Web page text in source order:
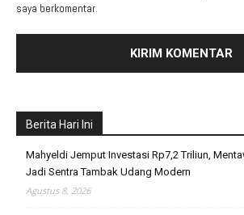
saya berkomentar.
Berita Hari Ini
Mahyeldi Jemput Investasi Rp7,2 Triliun,
Jadi Sentra Tambak Udang Modern
Agustus 8, 2026